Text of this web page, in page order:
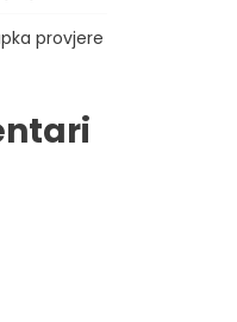
provjere